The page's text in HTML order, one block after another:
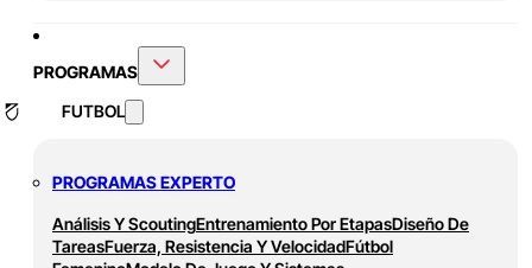
PROGRAMAS
FUTBOL
PROGRAMAS EXPERTO
Análisis Y ScoutingEntrenamiento Por EtapasDiseño De
TareasFuerza, Resistencia Y VelocidadFútbol